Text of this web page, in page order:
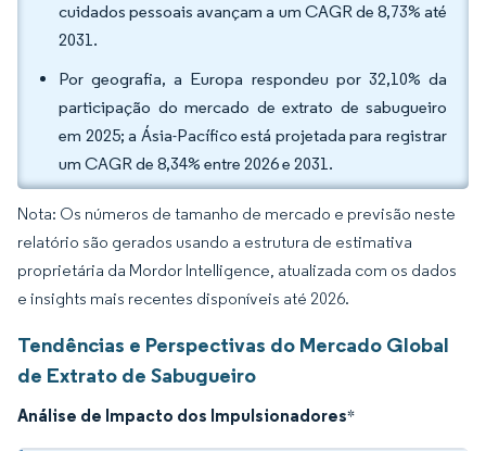
cuidados pessoais avançam a um CAGR de 8,73% até
2031.
Por geografia, a Europa respondeu por 32,10% da
participação do mercado de extrato de sabugueiro
em 2025; a Ásia-Pacífico está projetada para registrar
um CAGR de 8,34% entre 2026 e 2031.
Nota: Os números de tamanho de mercado e previsão neste
relatório são gerados usando a estrutura de estimativa
proprietária da Mordor Intelligence, atualizada com os dados
e insights mais recentes disponíveis até 2026.
Tendências e Perspectivas do Mercado Global
de Extrato de Sabugueiro
Análise de Impacto dos Impulsionadores*